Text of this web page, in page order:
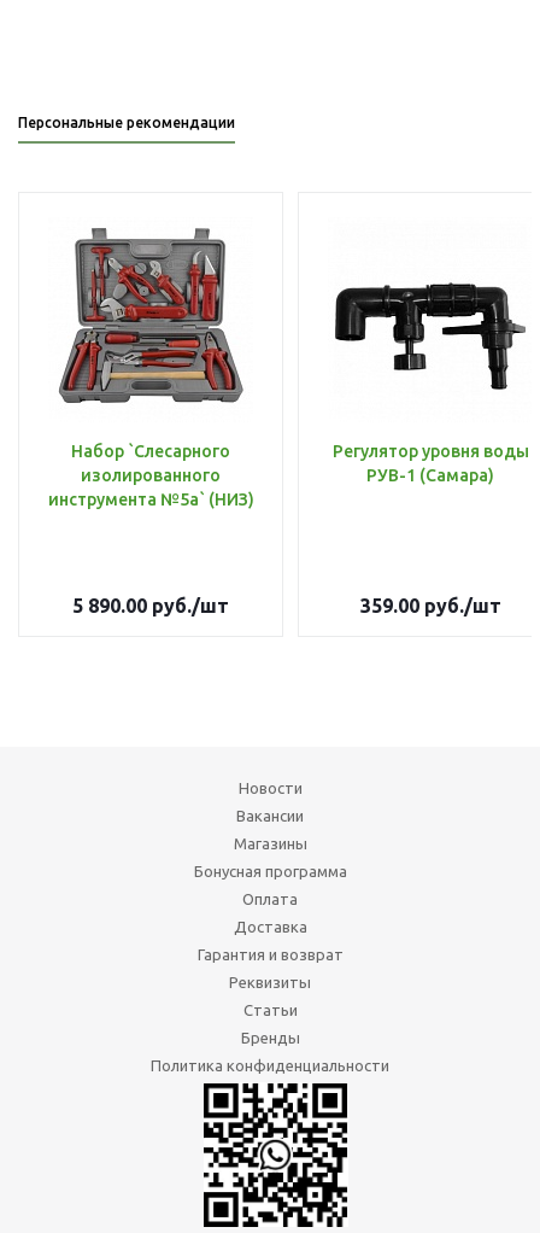
Персональные рекомендации
Набор `Слесарного
изолированного
инструмента №5а` (НИЗ)
5 890.00 руб./шт
Регулятор уровня воды
РУВ-1 (Самара)
359.00руб./шт
Новости
Вакансии
Магазины
Бонусная программа
Оплата
Доставка
Гарантия и возврат
Реквизиты
Статьи
Бренды
Политика конфиденциальности